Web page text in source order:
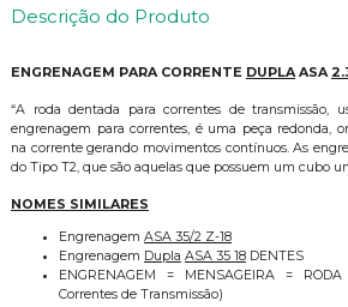
Descrição do Produto
ENGRENAGEM PARA CORRENTE DUPLAASA
“A roda dentada para correntes de transmissão,
engrenagem para correntes, é uma peça redonda,
na corrente gerando movimentos contínuos. As
do Tipo T2, que são aquelas que possuem um cubo
NOMES SIMILARES
Engrenagem ASA 35/2 Z-18
Engrenagem Dupla ASA 35 18DENTES
ENGRENAGEM = MENSAGEIRA =
Correntes de Transmissão)